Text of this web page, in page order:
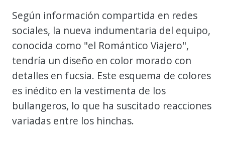
Según información compartida en redes
sociales, la nueva indumentaria del equipo,
conocida como "el Romántico Viajero",
tendría un diseño en color morado con
detalles en fucsia. Este esquema de colores
es inédito en la vestimenta de los
bullangeros, lo que ha suscitado reacciones
variadas entre los hinchas.